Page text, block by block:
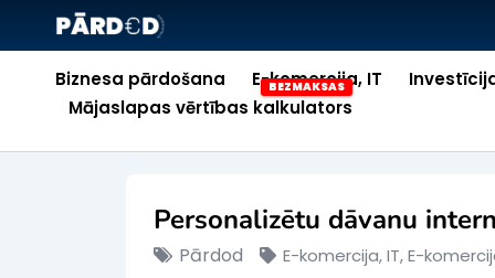
Biznesa pārdošana E-komercija, IT
Mājaslapas vērtības kalkulators
Personalizētu dāvanu
Pārdod E-komercija, IT,E-